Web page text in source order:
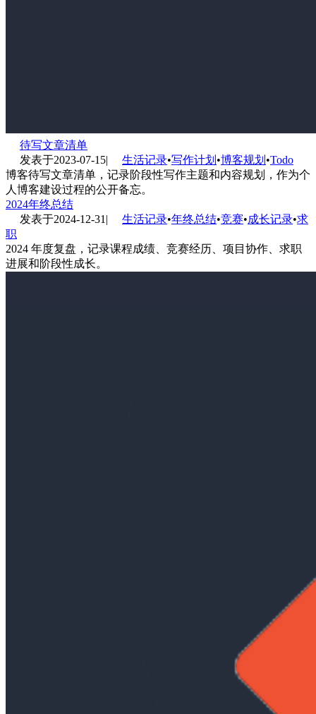
待写文章清单
发表于2023-07-15| 生活记录•写作计划 •博客规划 •Todo
博客待写文章清单，记录阶段性写作主题和内容规划，作为个
人博客建设过程的公开备忘。
2024年终总结
发表于2024-12-31 | 生活记录•年终总结•竞赛•成长记录•求
职
2024 年度复盘，记录课程成绩、竞赛经历、项目协作、求职
进展和阶段性成长。